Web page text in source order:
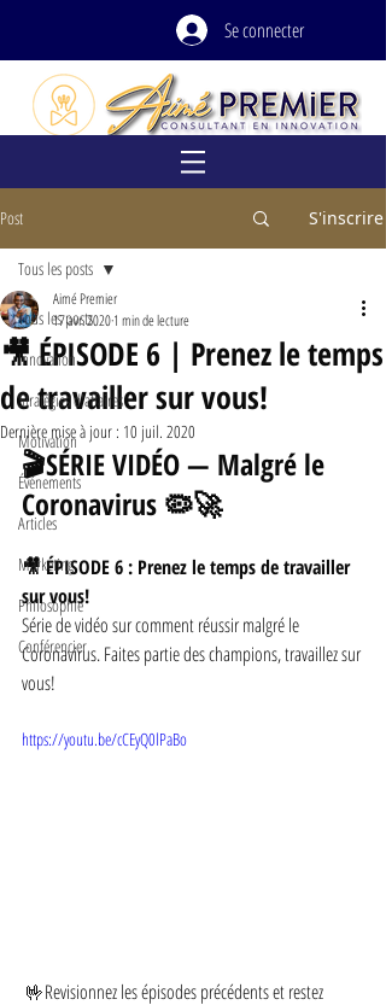
Se connecter
Post S'inscrire
Tous les posts
Innovation
Stratégies d'affaires
Motivation
Événements
Articles
Marketing
Philosophie
Conférencier
Tous les posts
🎥 ÉPISODE 6 | Prenez le temps
de travailler sur vous!
Aimé Premier
17 avr. 20201 min de lecture
Dernière mise à jour : 10 juil. 2020
🎬SÉRIE VIDÉO — Malgré le
Coronavirus 🦠🚀
🎥 ÉPISODE 6 : Prenez le temps de travailler
sur vous!
Série de vidéo sur comment réussir malgré le
Coronavirus. Faites partie des champions, travaillez sur
vous!
https://youtu.be/cCEyQ0lPaBo